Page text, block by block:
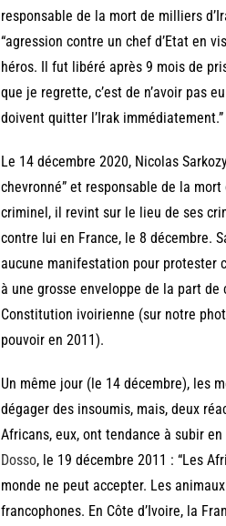
responsable de la mort de milliers
“agression contre un chef d’Etat en
héros. Il fut libéré après 9 mois de
que je regrette, c’est de n’avoir pas
doivent quitter l’Irak immédiatement.”
Le 14 décembre 2020, Nicolas
chevronné” et responsable de la
criminel, il revint sur le lieu de ses
contre lui en France, le 8 décembre.
aucune manifestation pour protester
à une grosse enveloppe de la part
Constitution ivoirienne (sur notre
pouvoir en 2011).
Un même jour (le 14 décembre), les
dégager des insoumis, mais, deux
Africans, eux, ont tendance à subir
Dosso, le 19 décembre 2011 : “Les
monde ne peut accepter. Les
francophones. En Côte d’Ivoire, la